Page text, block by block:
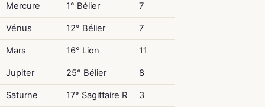
Mercure 1° Bélier 7
Vénus 12° Bélier 7
Mars 16° Lion 11
Jupiter 25° Bélier 8
Saturne 17° Sagittaire R 3